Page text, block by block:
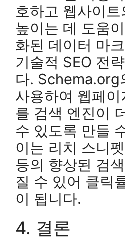
호하고 웹사이
높이는 데 도움
화된 데이터 마
기술적 SEO 전
다. Schema.org
사용하여 웹페
를 검색 엔진이
수 있도록 만들
이는 리치 스니
등의 향상된 검
질 수 있어 클릭
이 됩니다.
4. 결론